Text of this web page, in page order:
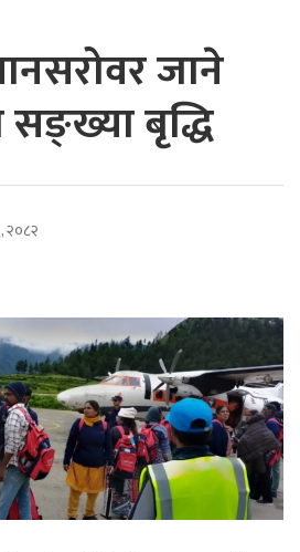
जाने
सङ्ख्या बृद्धि
२०८२